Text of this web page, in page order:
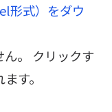
形式）をダウ
。 クリックす
す。